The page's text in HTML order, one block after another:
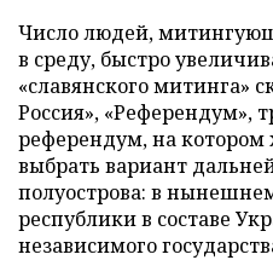
Число людей,
в среду, быстро
«славянского митинга»
Россия», «Референдум»,
референдум, на
выбрать вариант
полуострова: в
республики в составе
независимого